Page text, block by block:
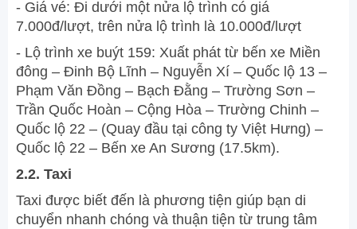
- Giá vé: Đi dưới một nửa lộ trình có giá
7.000đ/lượt, trên nửa lộ trình là 10.000đ/lượt
- Lộ trình xe buýt 159: Xuất phát từ bến xe Miền
đông – Đinh Bộ Lĩnh – Nguyễn Xí – Quốc lộ 13 –
Phạm Văn Đồng – Bạch Đằng – Trường Sơn –
Trần Quốc Hoàn – Cộng Hòa – Trường Chinh –
Quốc lộ 22 – (Quay đầu tại công ty Việt Hưng) –
Quốc lộ 22 – Bến xe An Sương (17.5km).
2.2. Taxi
Taxi được biết đến là phương tiện giúp bạn di
chuyển nhanh chóng và thuận tiện từ trung tâm